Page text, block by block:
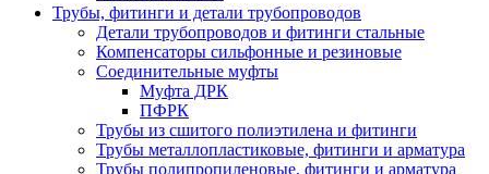
Трубы, фитинги и детали трубопроводов
Детали трубопроводов и фитинги стальные
Компенсаторы сильфонные и резиновые
Соединительные муфты
Муфта ДРК
ПФРК
Трубы из сшитого полиэтилена и фитинги
Трубы металлопластиковые, фитинги и арматура
Трубы полипропиленовые, фитинги и арматура